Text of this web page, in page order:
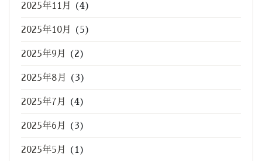
2025年11月 (4)
2025年10月 (5)
2025年9月 (2)
2025年8月 (3)
2025年7月 (4)
2025年6月 (3)
2025年5月 (1)